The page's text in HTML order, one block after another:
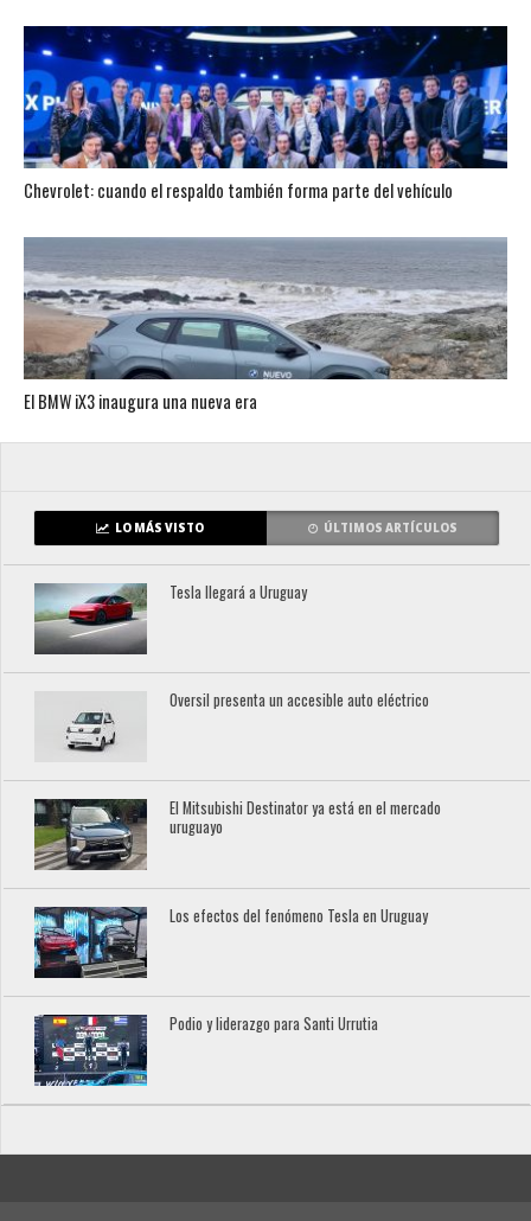
Chevrolet: cuando el respaldo también forma parte del vehículo
El BMW iX3 inaugura una nueva era
LO MÁS VISTO ÚLTIMOS ARTÍCULOS
Tesla llegará a Uruguay
Oversil presenta un accesible auto eléctrico
El Mitsubishi Destinator ya está en el mercado
uruguayo
Los efectos del fenómeno Tesla en Uruguay
Podio y liderazgo para Santi Urrutia